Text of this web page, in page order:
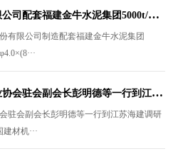
江
苏海建股份有限公司配套福建金牛水泥集团5000t/d水泥生产线的￠4.0×（8.5+3）m风扫煤磨装车发货
有限公司制造配套福建金牛水泥集团
中
国建材机械工业协会驻会副会长彭明德等一行到江苏海建调研
驻会副会长彭明德等一行到江苏海建调研
材机···